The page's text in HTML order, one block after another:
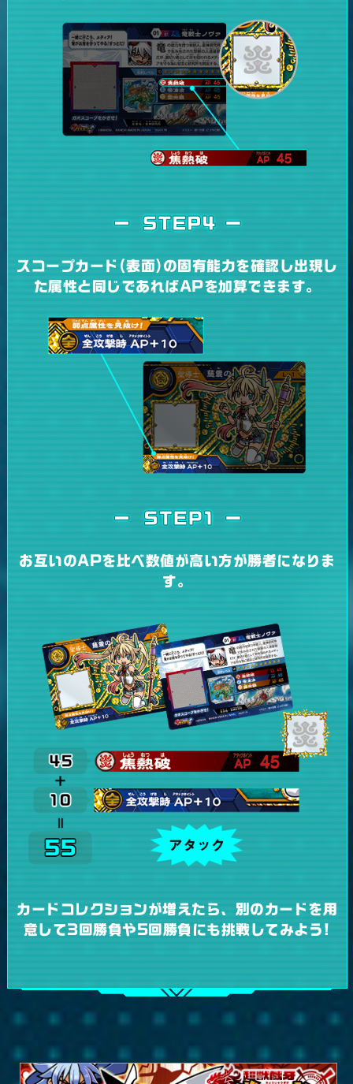
スコープカード(表面)の固有能力を確認し出現し
た属性と同じであればAPを加算できます。
お互いのAPを比べ数値が高い方が勝者になりま
す。
カードコレクションが増えたら、別のカードを用
意して3回勝負や5回勝負にも挑戦してみよう!